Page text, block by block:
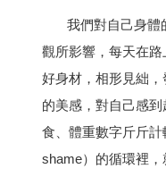
我們對自己身體
觀所影響，每天在
好身材，相形見絀
的美感，對自己感
食、體重數字斤斤
shame）的循環裡